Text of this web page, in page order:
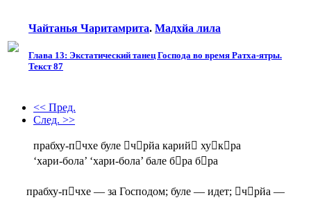
Чайтанья Чаритамрита. Мадхйа лила
Глава 13: Экстатический танец Господа во время Ратха-ятры.
Текст 87
<< Пред.
След. >>
прабху-пчхе буле чрйа карий хукра
‘хари-бола’ ‘хари-бола’ бале бра бра
прабху-пчхе — за Господом; буле — идет; чрйа —